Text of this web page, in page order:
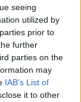
seeing
utilized by
prior to
further
parties on the
may
IAB’s List of
it to other
il